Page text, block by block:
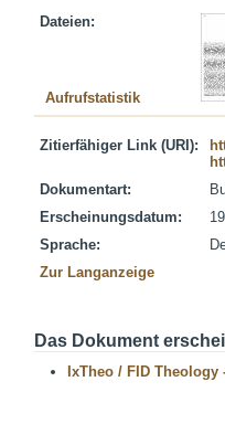
Dateien:
Aufrufstatistik
Zitierfähiger Link (URI):
Dokumentart:
Erscheinungsdatum:
Sprache:
Zur Langanzeige
Das Dokument
IxTheo / FID Theology